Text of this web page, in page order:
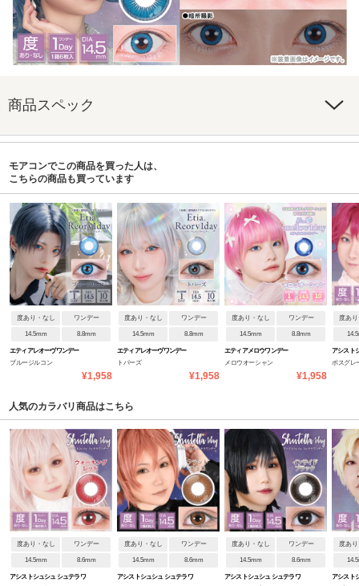
商品スペック
モアコンでこの商品を買った人は、
こちらの商品も買っています
度あり・なし ワンデー
14.5mm 8.8mm
エティアレオーヴワンデー
ブルージルコン
¥1,958
度あり・なし ワンデー
14.5mm 8.8mm
エティアレオーヴワンデー
トパーズ
¥1,958
度あり・なし ワンデー
14.5mm 8.8mm
エティアメロウワンデー
メロウオーシャン
¥1,958
度あ
アシスト
ボスグレ
人気のカラバリ商品はこちら
度あり・なし ワンデー
14.5mm 8.6mm
アシストシュシュ シュテラワ
度あり・なし ワンデー
14.5mm 8.6mm
アシストシュシュ シュテラワ
度あり・なし ワンデー
14.5mm 8.6mm
アシストシュシュ シュテラワ
度あ
アシスト